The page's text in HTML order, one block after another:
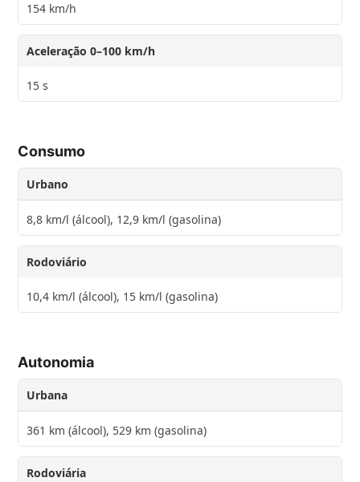
154 km/h
Aceleração 0–100 km/h
15 s
Consumo
Urbano
8,8 km/l (álcool), 12,9 km/l (gasolina)
Rodoviário
10,4 km/l (álcool), 15 km/l (gasolina)
Autonomia
Urbana
361 km (álcool), 529 km (gasolina)
Rodoviária